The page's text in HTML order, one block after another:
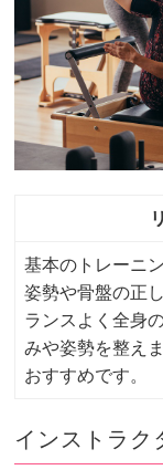
基本のトレーニ
姿勢や骨盤の正
ランスよく全身
みや姿勢を整え
おすすめです。
インストラク